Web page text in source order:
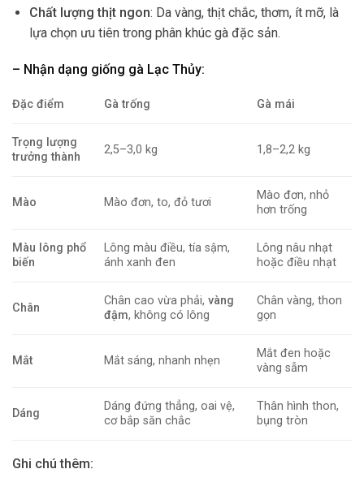
Chất lượng thịt ngon: Da vàng, thịt chắc, thơm, ít mỡ, là
lựa chọn ưu tiên trong phân khúc gà đặc sản.
– Nhận dạng giống gà Lạc Thủy:
Đặc điểm Gà trống Gà mái
Trọng lượng
trưởng thành
2,5–3,0 kg 1,8–2,2 kg
Mào Mào đơn, to, đỏ tươi
Mào đơn, nhỏ
hơn trống
Màu lông phổ
biến
Lông màu điều, tía sậm,
ánh xanh đen
Lông nâu nhạt
hoặc điều nhạt
Chân
Chân cao vừa phải,vàng
đậm, không có lông
Chân vàng, thon
gọn
Mắt Mắt sáng, nhanh nhẹn
Mắt đen hoặc
vàng sẫm
Dáng
Dáng đứng thẳng, oai vệ,
cơ bắp săn chắc
Thân hình thon,
bụng tròn
Ghi chú thêm: